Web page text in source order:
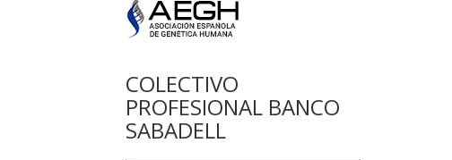
COLECTIVO
PROFESIONAL BANCO
SABADELL